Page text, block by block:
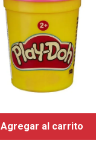
Agregar al carrito